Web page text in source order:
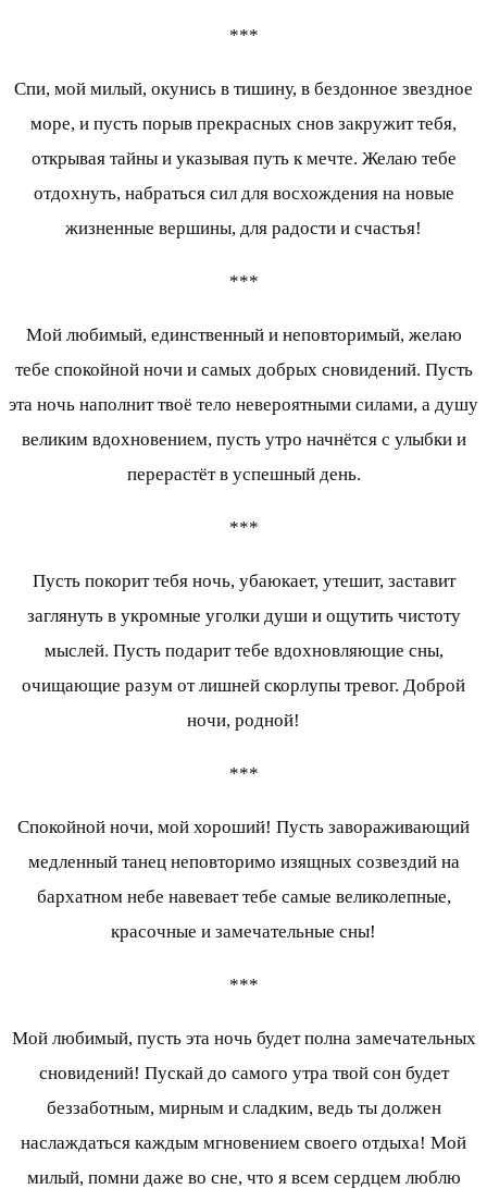
***
Спи, мой милый, окунись в тишину, в бездонное звездное
море, и пусть порыв прекрасных снов закружит тебя,
открывая тайны и указывая путь к мечте. Желаю тебе
отдохнуть, набраться сил для восхождения на новые
жизненные вершины, для радости и счастья!
***
Мой любимый, единственный и неповторимый, желаю
тебе спокойной ночи и самых добрых сновидений. Пусть
эта ночь наполнит твоё тело невероятными силами, а душу
великим вдохновением, пусть утро начнётся с улыбки и
перерастёт в успешный день.
***
Пусть покорит тебя ночь, убаюкает, утешит, заставит
заглянуть в укромные уголки души и ощутить чистоту
мыслей. Пусть подарит тебе вдохновляющие сны,
очищающие разум от лишней скорлупы тревог. Доброй
ночи, родной!
***
Спокойной ночи, мой хороший! Пусть завораживающий
медленный танец неповторимо изящных созвездий на
бархатном небе навевает тебе самые великолепные,
красочные и замечательные сны!
***
Мой любимый, пусть эта ночь будет полна замечательных
сновидений! Пускай до самого утра твой сон будет
беззаботным, мирным и сладким, ведь ты должен
наслаждаться каждым мгновением своего отдыха! Мой
милый, помни даже во сне, что я всем сердцем люблю